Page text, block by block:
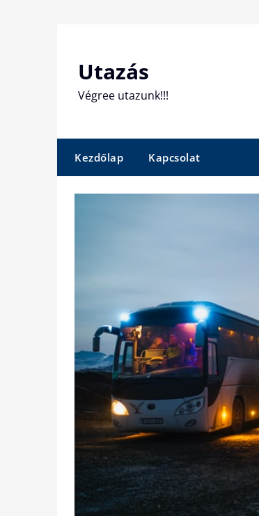
Utazás
Végree utazunk!!!
Kezdőlap Kapcsolat